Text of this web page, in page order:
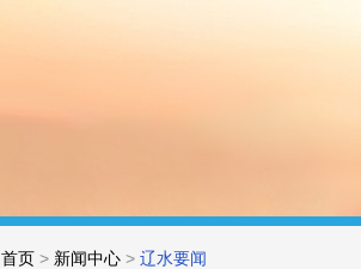
首页 > 新闻中心 > 辽水要闻